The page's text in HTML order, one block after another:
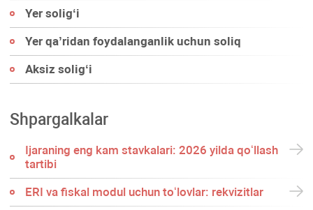
Yer soligʻi
Yer qa’ridan foydalanganlik uchun soliq
Aksiz soligʻi
Shpargalkalar
Ijaraning eng kam stavkalari: 2026 yilda qoʻllash
tartibi
ERI va fiskal modul uchun toʻlovlar: rekvizitlar